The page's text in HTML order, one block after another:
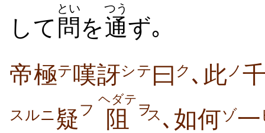
して 問
とい
を通
つう
ず｡
帝極テ嘆訝シテ 曰 ク ､此 ノ
スルニ疑フ 阻
ヘダテ
ヲス ､如何ゾ一